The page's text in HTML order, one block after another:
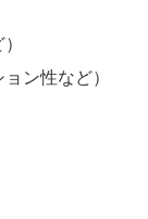
ン性など）